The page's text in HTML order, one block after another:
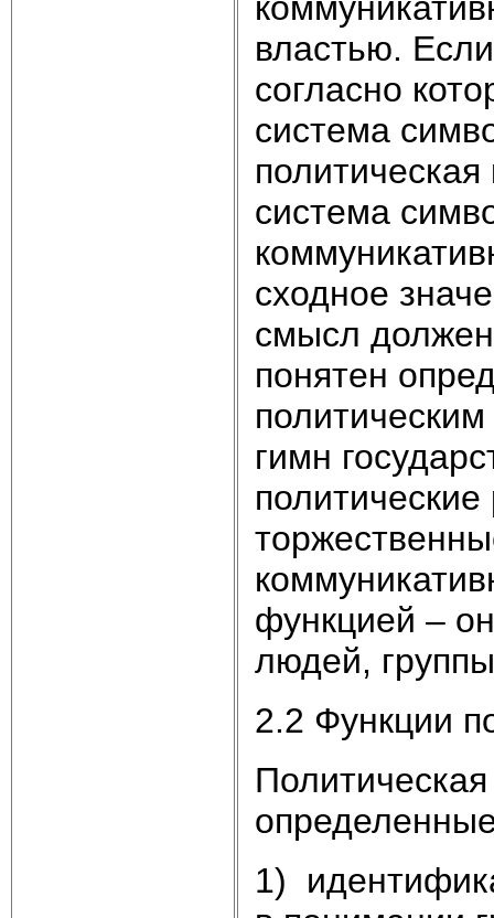
властью.
согласно
система
политическая
система
сходное
смысл
понятен
гимн
функцией –
людей,
2.2 Функции
1)